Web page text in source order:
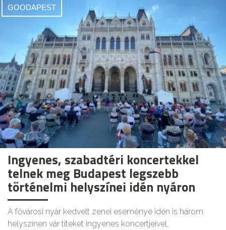
GOODAPEST
Ingyenes, szabadtéri koncertekkel
telnek meg Budapest legszebb
történelmi helyszínei idén nyáron
A fővárosi nyár kedvelt zenei eseménye idén is három
helyszínen vár titeket ingyenes koncertjeivel.